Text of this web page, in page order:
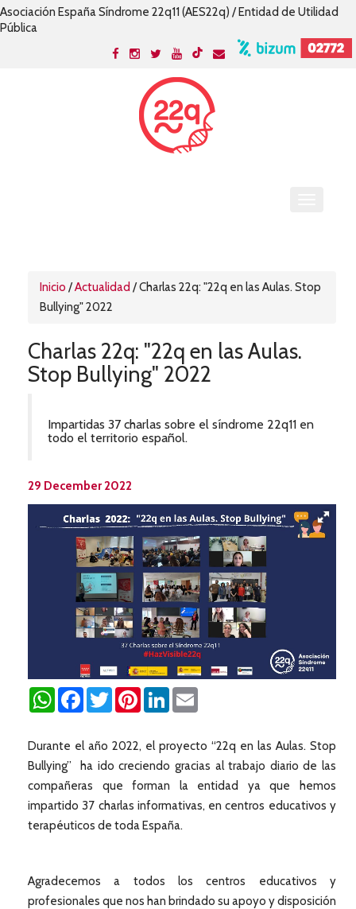
Asociación España Síndrome 22q11 (AES22q) / Entidad de Utilidad
Pública
Inicio /Actualidad /Charlas 22q: "22q en las Aulas. Stop
Bullying" 2022
Charlas 22q: "22q en las Aulas.
Stop Bullying" 2022
Impartidas 37 charlas sobre el síndrome 22q11 en
todo el territorio español.
29 December 2022
WhatsAppFacebookTwitterPinterestLinkedIn
Durante el año 2022, el proyecto “22q en las Aulas. Stop
Bullying” ha ido creciendo gracias al trabajo diario de las
compañeras que forman la entidad ya que hemos
impartido 37 charlas informativas, en centros educativos y
terapéuticos de toda España.
Agradecemos a todos los centros educativos y
profesionales que nos han brindado su apoyo y disposición